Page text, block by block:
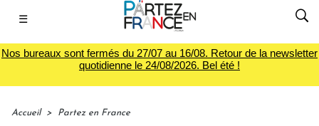
☰
Nos bureaux sont fermés du 27/07 au 16/08. Retour de la newsletter
quotidienne le 24/08/2026. Bel été !
Accueil > Partez en France